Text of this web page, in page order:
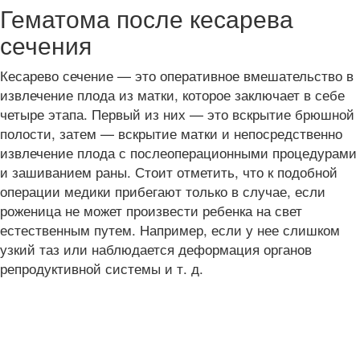
Гематома после кесарева
сечения
Кесарево сечение — это оперативное вмешательство в
извлечение плода из матки, которое заключает в себе
четыре этапа. Первый из них — это вскрытие брюшной
полости, затем — вскрытие матки и непосредственно
извлечение плода с послеоперационными процедурами
и зашиванием раны. Стоит отметить, что к подобной
операции медики прибегают только в случае, если
роженица не может произвести ребенка на свет
естественным путем. Например, если у нее слишком
узкий таз или наблюдается деформация органов
репродуктивной системы и т. д.